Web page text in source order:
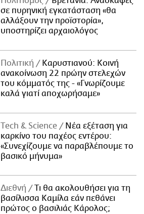
σε πυρηνική εγκατάσταση «θα
αλλάξουν την προϊστορία»,
υποστηρίζει αρχαιολόγος
Πολιτική
Καρυστιανού: Κοινή
ανακοίνωση 22 πρώην στελεχών
του κόμματός της - «Γνωρίζουμε
καλά γιατί αποχωρήσαμε»
Τech & Science
Νέα εξέταση για
καρκίνο του παχέος εντέρου:
«Συνεχίζουμε να παραβλέπουμε το
βασικό μήνυμα»
Διεθνή
Τι θα ακολουθήσει για τη
βασίλισσα Καμίλα εάν πεθάνει
πρώτος ο βασιλιάς Κάρολος;